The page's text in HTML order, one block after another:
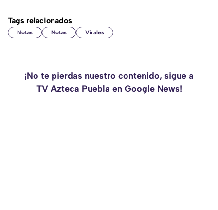
Tags relacionados
Notas Notas Virales
¡No te pierdas nuestro contenido, sigue a
TV Azteca Puebla en Google News!